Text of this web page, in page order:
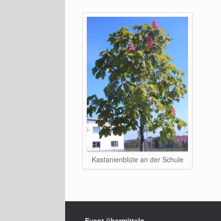
Kastanienblüte an der Schule